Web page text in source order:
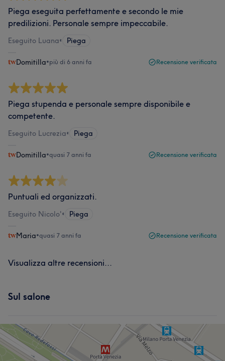
Piega eseguita perfettamente e secondo le mie
predilizioni. Personale sempre impeccabile.
Eseguito Luana• Piega
Domitilla•più di 6 anni fa Recensione verificata
Piega stupenda e personale sempre disponibile e
competente.
Eseguito Lucrezia• Piega
Domitilla•quasi 7 anni fa Recensione verificata
Puntuali ed organizzati.
Eseguito Nicolo'• Piega
Maria•quasi 7 anni fa Recensione verificata
Visualizza altre recensioni...
Sul salone